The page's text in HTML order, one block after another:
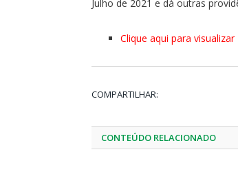
Julho de 2021 e dá outras
Clique aqui para visualizar
COMPARTILHAR:
CONTEÚDO RELACIONADO